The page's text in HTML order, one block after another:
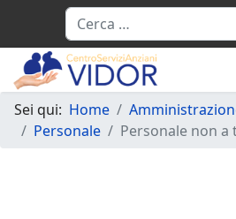
Sei qui: Home
Personale
Personale non